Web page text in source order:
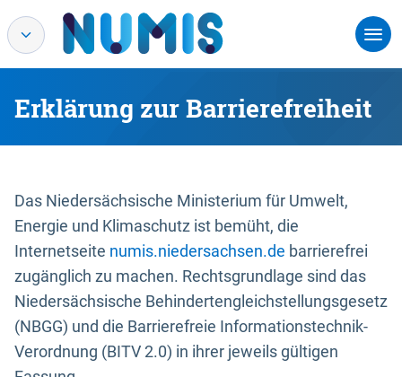
Erklärung zur Barrierefreiheit
Das Niedersächsische Ministerium für Umwelt,
Energie und Klimaschutz ist bemüht, die
Internetseite numis.niedersachsen.de barrierefrei
zugänglich zu machen. Rechtsgrundlage sind das
Niedersächsische Behindertengleichstellungsgesetz
(NBGG) und die Barrierefreie Informationstechnik-
Verordnung (BITV 2.0) in ihrer jeweils gültigen